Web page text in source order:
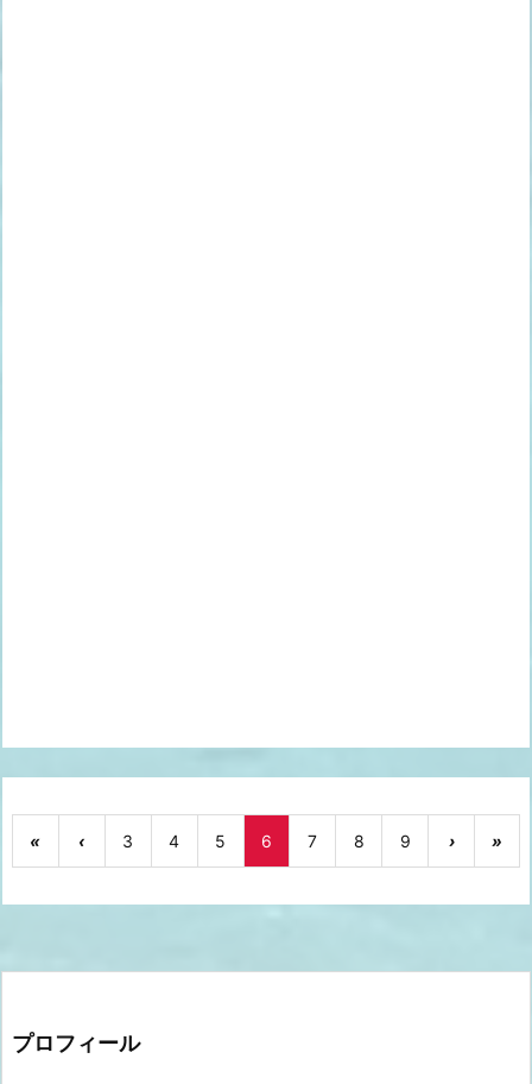
« ‹ 3 4 5 6 7 8 9 › »
プロフィール